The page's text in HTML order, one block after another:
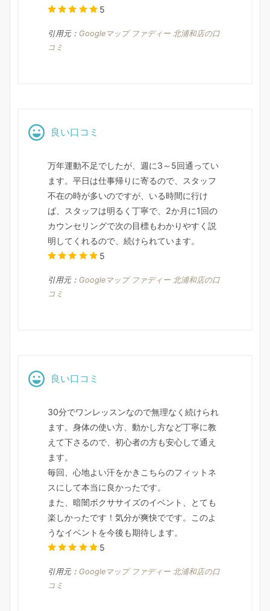
5
引用元： Googleマップ ファディー 北浦和店の口
コミ
良い口コミ
万年運動不足でしたが、週に3～5回通ってい
ます。平日は仕事帰りに寄るので、スタッフ
不在の時が多いのですが、いる時間に行け
ば、スタッフは明るく丁寧で、2か月に1回の
カウンセリングで次の目標もわかりやすく説
明してくれるので、続けられています。
5
引用元： Googleマップ ファディー 北浦和店の口
コミ
良い口コミ
30分でワンレッスンなので無理なく続けられ
ます。身体の使い方、動かし方など丁寧に教
えて下さるので、初心者の方も安心して通え
ます。
毎回、心地よい汗をかきこちらのフィットネ
スにして本当に良かったです。
また、暗闇ボクササイズのイベント、とても
楽しかったです！気分が爽快でです。このよ
うなイベントを今後も期待します。
5
引用元： Googleマップ ファディー 北浦和店の口
コミ